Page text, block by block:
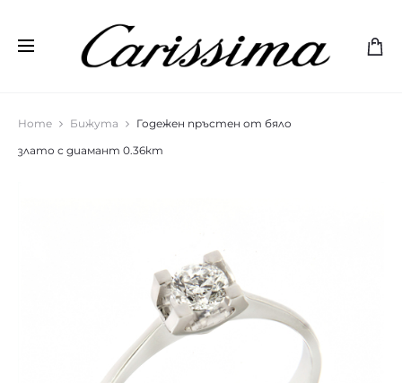
Home Бижута
Годежен пръстен от бяло
злато с диамант 0.36кт